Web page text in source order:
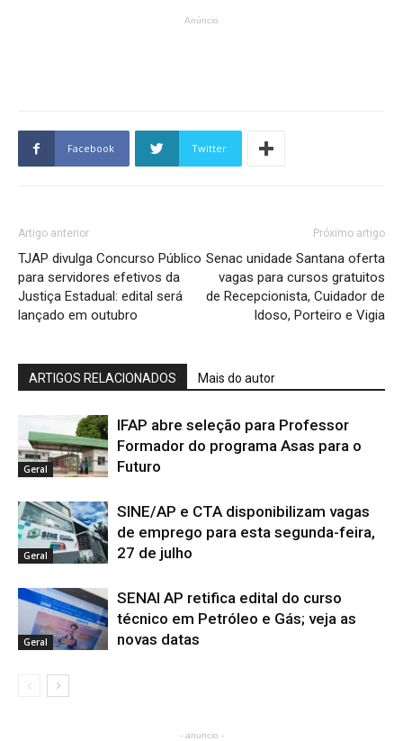
Anúncio
Facebook Twitter
Artigo anterior
TJAP divulga Concurso Público
para servidores efetivos da
Justiça Estadual: edital será
lançado em outubro
Próximo artigo
Senac unidade Santana oferta
vagas para cursos gratuitos
de Recepcionista, Cuidador de
Idoso, Porteiro e Vigia
ARTIGOS RELACIONADOS Mais do autor
Geral
IFAP abre seleção para Professor
Formador do programa Asas para o
Futuro
Geral
SINE/AP e CTA disponibilizam vagas
de emprego para esta segunda-feira,
27 de julho
Geral
SENAI AP retifica edital do curso
técnico em Petróleo e Gás; veja as
novas datas
- anuncio -